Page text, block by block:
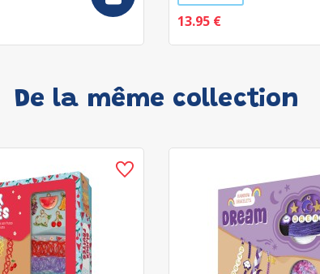
13.95 €
De la même collection